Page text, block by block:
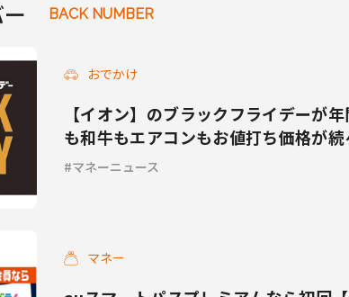
BACK NUMBER
おでかけ
【イオン】のブラックフライデーが
も和牛もエアコンもお値打ち価格が続
マネーニュース
マネー